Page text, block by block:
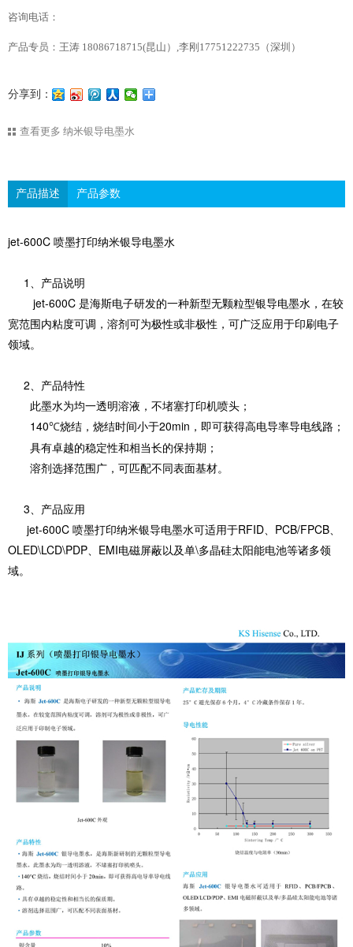
咨询电话：
产品专员：王涛 18086718715(昆山）,李刚17751222735（深圳）
分享到：
查看更多 纳米银导电墨水
产品描述 产品参数
jet-600C 喷墨打印纳米银导电墨水
1、产品说明
jet-600C 是海斯电子研发的一种新型无颗粒型银导电墨水，在较
宽范围内粘度可调，溶剂可为极性或非极性，可广泛应用于印刷电子
领域。
2、产品特性
此墨水为均一透明溶液，不堵塞打印机喷头；
140℃烧结，烧结时间小于20min，即可获得高电导率导电线路；
具有卓越的稳定性和相当长的保持期；
溶剂选择范围广，可匹配不同表面基材。
3、产品应用
jet-600C 喷墨打印纳米银导电墨水可适用于RFID、PCB/FPCB、
OLED\LCD\PDP、EMI电磁屏蔽以及单\多晶硅太阳能电池等诸多领
域。